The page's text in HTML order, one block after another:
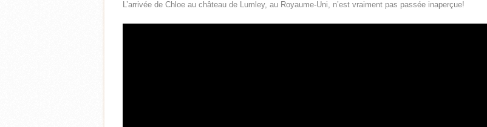
L’arrivée de Chloe au château de Lumley, au Royaume-Uni, n’est vraiment pas passée inaperçue!